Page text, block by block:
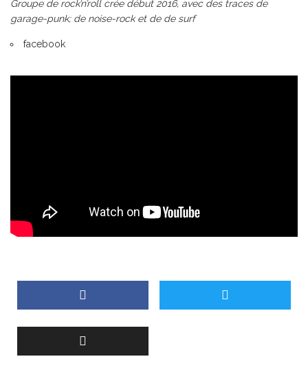
Groupe de rock’n’roll crée début 2016, avec des traces de
garage-punk; de noise-rock et de de surf
facebook